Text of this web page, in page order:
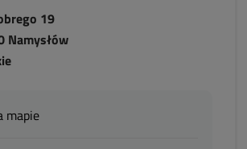
19
Namysłów
mapie